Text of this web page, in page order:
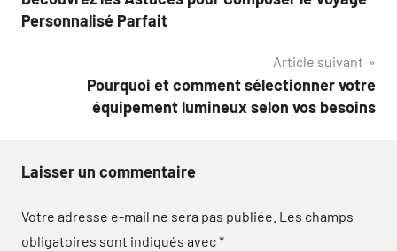
de
Personnalisé Parfait
Article suivant
Pourquoi et comment sélectionner votre
équipement lumineux selon vos besoins
Laisser un commentaire
Votre adresse e-mail ne sera pas publiée. Les champs
obligatoires sont indiqués avec*